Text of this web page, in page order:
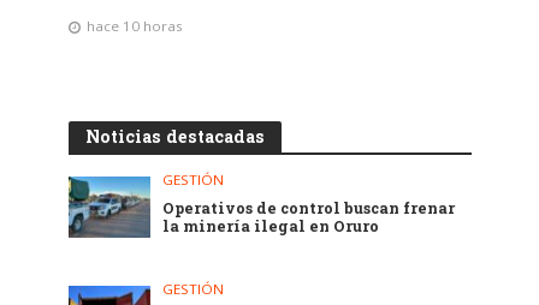
hace 10 horas
Noticias destacadas
GESTIÓN
Operativos de control buscan frenar
la minería ilegal en Oruro
GESTIÓN